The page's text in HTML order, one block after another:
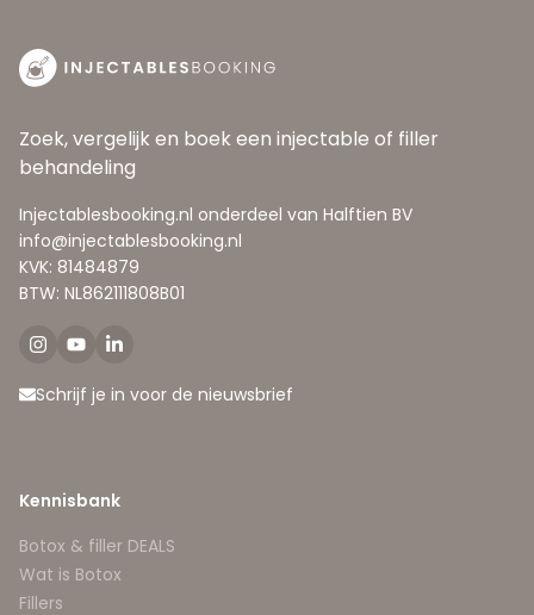
Zoek, vergelijk en boek een injectable of filler
behandeling
Injectablesbooking.nl onderdeel van Halftien BV
info@injectablesbooking.nl
KVK: 81484879
BTW: NL862111808B01
Schrijf je in voor de nieuwsbrief
Kennisbank
Botox & filler DEALS
Wat is Botox
Fillers